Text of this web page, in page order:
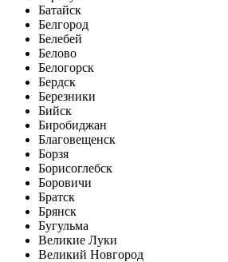
Батайск
Белгород
Белебей
Белово
Белогорск
Бердск
Березники
Бийск
Биробиджан
Благовещенск
Борзя
Борисоглебск
Боровичи
Братск
Брянск
Бугульма
Великие Луки
Великий Новгород